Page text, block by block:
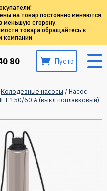
на товар постоянно меняются
меньшую сторону.
товара обращайтесь к
компании
80 Пусто
Колодезные насосы / Насос
150/60 А (выкл поплавковый)